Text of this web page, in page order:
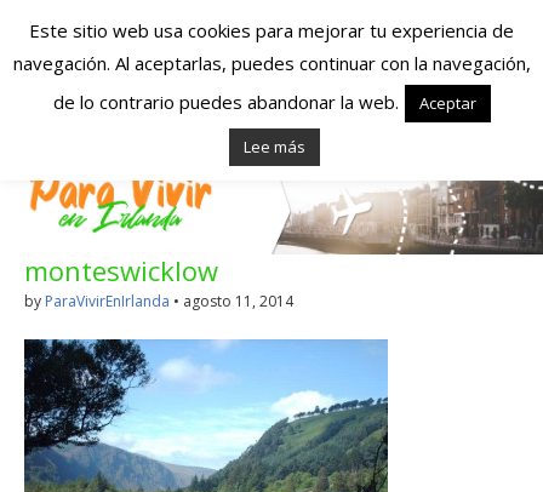
Españoles en
Irlanda – Vivir en
Irlanda – Trabajo
en Irlanda –
Alojamiento en
Irlanda
Blog dedicado a los que viven, estudian y trabajan en
Irlanda!
monteswicklow
by ParaVivirEnIrlanda • agosto 11, 2014
Este sitio web usa cookies para mejorar tu experiencia de
navegación. Al aceptarlas, puedes continuar con la navegación,
de lo contrario puedes abandonar la web.
Aceptar
Lee más